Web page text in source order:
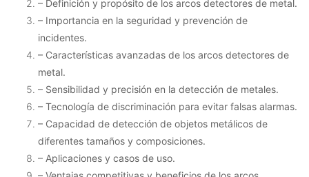
– Definición y propósito de los arcos detectores de metal.
– Importancia en la seguridad y prevención de
incidentes.
– Características avanzadas de los arcos detectores de
metal.
– Sensibilidad y precisión en la detección de metales.
– Tecnología de discriminación para evitar falsas alarmas.
– Capacidad de detección de objetos metálicos de
diferentes tamaños y composiciones.
– Aplicaciones y casos de uso.